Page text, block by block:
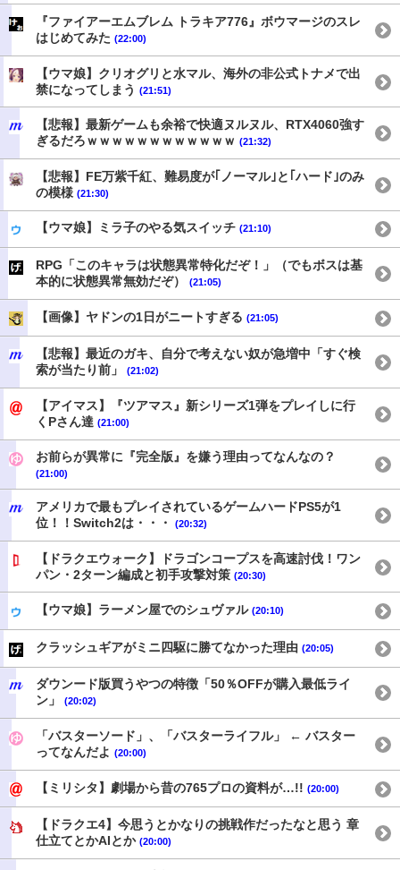
『ファイアーエムブレム トラキア776』ボウマージのスレ
はじめてみた (22:00)
【ウマ娘】クリオグリと水マル、海外の非公式トナメで出
禁になってしまう (21:51)
【悲報】最新ゲームも余裕で快適ヌルヌル、RTX4060強す
ぎるだろｗｗｗｗｗｗｗｗｗｗｗｗ (21:32)
【悲報】FE万紫千紅、難易度が｢ノーマル｣と｢ハード｣のみ
の模様 (21:30)
【ウマ娘】ミラ子のやる気スイッチ (21:10)
RPG「このキャラは状態異常特化だぞ！」（でもボスは基
本的に状態異常無効だぞ）
(21:05)
【画像】ヤドンの1日がニートすぎる (21:05)
【悲報】最近のガキ、自分で考えない奴が急増中「すぐ検
索が当たり前」
(21:02)
【アイマス】『ツアマス』新シリーズ1弾をプレイしに行
くPさん達 (21:00)
お前らが異常に『完全版』を嫌う理由ってなんなの？
(21:00)
アメリカで最もプレイされているゲームハードPS5が1
位！！Switch2は・・・
(20:32)
【ドラクエウォーク】ドラゴンコープスを高速討伐！ワン
パン・2ターン編成と初手攻撃対策 (20:30)
【ウマ娘】ラーメン屋でのシュヴァル (20:10)
クラッシュギアがミニ四駆に勝てなかった理由 (20:05)
ダウンード版買うやつの特徴「50％OFFが購入最低ライ
ン」
(20:02)
「バスターソード」、「バスターライフル」 ← バスター
ってなんだよ (20:00)
【ミリシタ】劇場から昔の765プロの資料が…!! (20:00)
【ドラクエ4】今思うとかなりの挑戦作だったなと思う 章
仕立てとかAIとか (20:00)